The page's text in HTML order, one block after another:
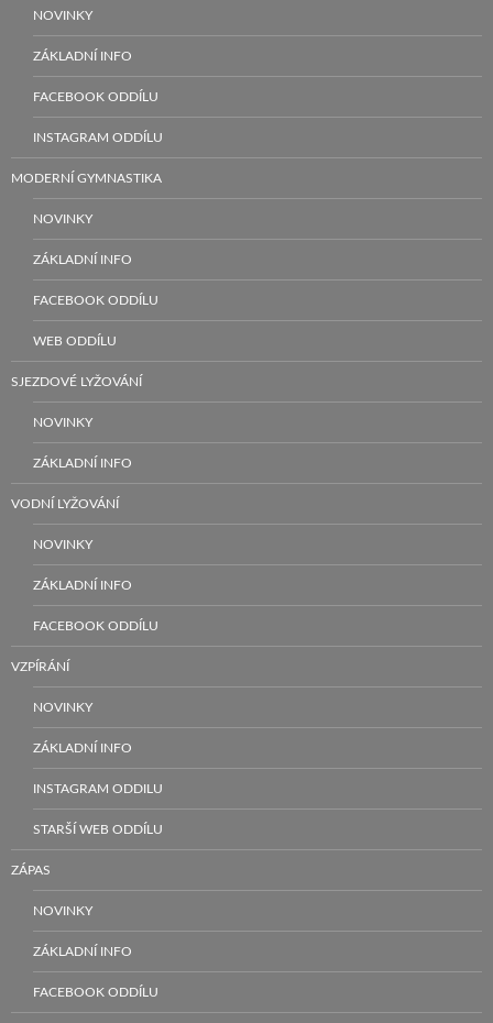
NOVINKY
ZÁKLADNÍ INFO
FACEBOOK ODDÍLU
INSTAGRAM ODDÍLU
MODERNÍ GYMNASTIKA
NOVINKY
ZÁKLADNÍ INFO
FACEBOOK ODDÍLU
WEB ODDÍLU
SJEZDOVÉ LYŽOVÁNÍ
NOVINKY
ZÁKLADNÍ INFO
VODNÍ LYŽOVÁNÍ
NOVINKY
ZÁKLADNÍ INFO
FACEBOOK ODDÍLU
VZPÍRÁNÍ
NOVINKY
ZÁKLADNÍ INFO
INSTAGRAM ODDILU
STARŠÍ WEB ODDÍLU
ZÁPAS
NOVINKY
ZÁKLADNÍ INFO
FACEBOOK ODDÍLU